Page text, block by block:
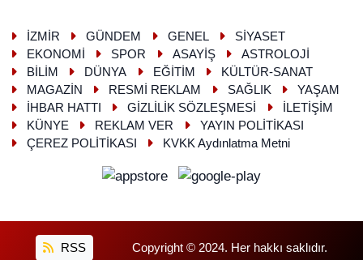
İZMİR GÜNDEM GENEL
SİYASET
EKONOMİ
SPOR ASAYİŞ
ASTROLOJİ
BİLİM
DÜNYA EĞİTİM
KÜLTÜR-SANAT
MAGAZİN
RESMİ REKLAM SAĞLIK
YAŞAM
İHBAR HATTI
GİZLİLİK SÖZLEŞMESİ
İLETİŞİM
KÜNYE
REKLAM VER
YAYIN POLİTİKASI
ÇEREZ POLİTİKASI
KVKK Aydınlatma Metni
RSS Copyright © 2024. Her hakkı saklıdır.